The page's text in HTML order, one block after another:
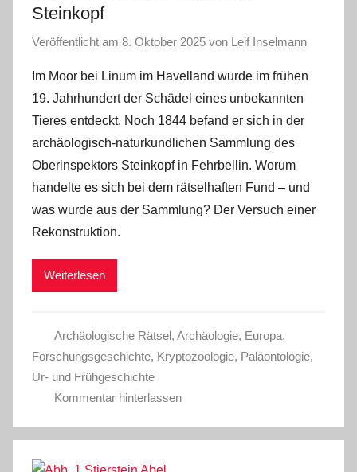
Steinkopf
Veröffentlicht am 8. Oktober 2025 von Leif Inselmann
Im Moor bei Linum im Havelland wurde im frühen
19. Jahrhundert der Schädel eines unbekannten
Tieres entdeckt. Noch 1844 befand er sich in der
archäologisch-naturkundlichen Sammlung des
Oberinspektors Steinkopf in Fehrbellin. Worum
handelte es sich bei dem rätselhaften Fund – und
was wurde aus der Sammlung? Der Versuch einer
Rekonstruktion.
Weiterlesen
Archäologische Rätsel, Archäologie, Europa,
Forschungsgeschichte, Kryptozoologie, Paläontologie,
Ur- und Frühgeschichte
Kommentar hinterlassen